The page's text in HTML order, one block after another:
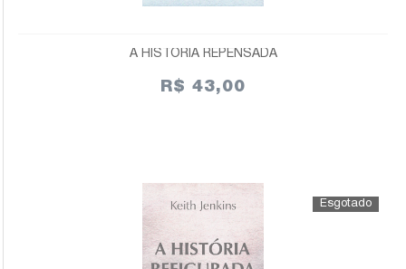
A HISTÓRIA REPENSADA
R$ 43,00